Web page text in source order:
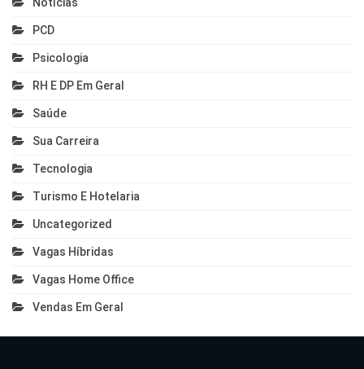
PCD
Psicologia
RH E DP Em Geral
Saúde
Sua Carreira
Tecnologia
Turismo E Hotelaria
Uncategorized
Vagas Híbridas
Vagas Home Office
Vendas Em Geral